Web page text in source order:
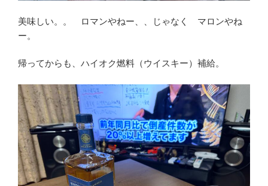
美味しい。。 ロマンやねー、、じゃなく マロンやね
ー。
帰ってからも、ハイオク燃料（ウイスキー）補給。